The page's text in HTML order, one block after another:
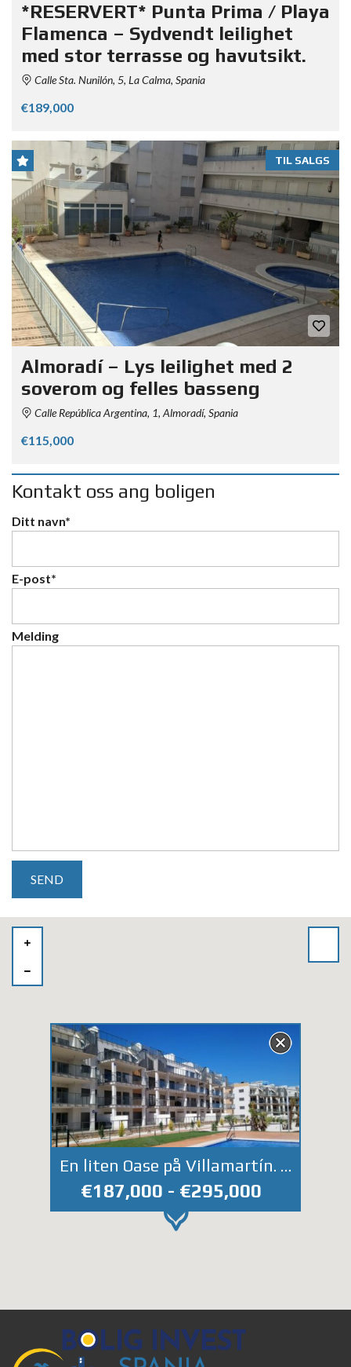
*RESERVERT* Punta Prima / Playa
Flamenca – Sydvendt leilighet
med stor terrasse og havutsikt.
Calle Sta. Nunilón, 5, La Calma, Spania
€189,000
TIL SALGS
Almoradí – Lys leilighet med 2
soverom og felles basseng
Calle República Argentina, 1, Almoradí, Spania
€115,000
Kontakt oss ang boligen
Ditt navn*
E-post*
Melding
En liten Oase på Villamartín. Luksuriøse nøkkelklare leiligheter med store sydvendte terrasser.
€187,000 - €295,000